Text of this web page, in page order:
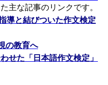
主な記事のリンクです。
導と結びついた作文検定
の教育へ
せた「日本語作文検定」